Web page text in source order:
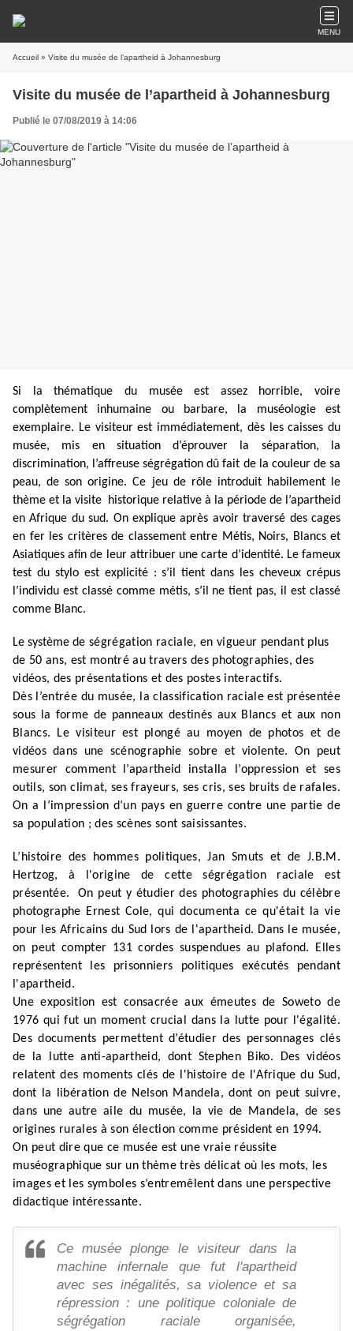
MENU
Accueil » Visite du musée de l’apartheid à Johannesburg
Visite du musée de l’apartheid à Johannesburg
Publié le 07/08/2019 à 14:06
Si la thématique du musée est assez horrible, voire
complètement inhumaine ou barbare, la muséologie est
exemplaire. Le visiteur est immédiatement, dès les caisses du
musée, mis en situation d’éprouver la séparation, la
discrimination, l’affreuse ségrégation dû fait de la couleur de sa
peau, de son origine. Ce jeu de rôle introduit habilement le
thème et la visite historique relative à la période de l’apartheid
en Afrique du sud. On explique après avoir traversé des cages
en fer les critères de classement entre Métis, Noirs, Blancs et
Asiatiques afin de leur attribuer une carte d’identité. Le fameux
test du stylo est explicité : s’il tient dans les cheveux crépus
l’individu est classé comme métis, s’il ne tient pas, il est classé
comme Blanc.
Le système de ségrégation raciale, en vigueur pendant plus
de 50 ans, est montré au travers des photographies, des
vidéos, des présentations et des postes interactifs.
Dès l’entrée du musée, la classification raciale est présentée
sous la forme de panneaux destinés aux Blancs et aux non
Blancs. Le visiteur est plongé au moyen de photos et de
vidéos dans une scénographie sobre et violente. On peut
mesurer comment l’apartheid installa l’oppression et ses
outils, son climat, ses frayeurs, ses cris, ses bruits de rafales.
On a l’impression d’un pays en guerre contre une partie de
sa population ; des scènes sont saisissantes.
L’histoire des hommes politiques, Jan Smuts et de J.B.M.
Hertzog, à l'origine de cette ségrégation raciale est
présentée.On peut y étudier des photographies du célèbre
photographe Ernest Cole, qui documenta ce qu'était la vie
pour les Africains du Sud lors de l'apartheid. Dans le musée,
on peut compter 131 cordes suspendues au plafond. Elles
représentent les prisonniers politiques exécutés pendant
l'apartheid.
Une exposition est consacrée aux émeutes de Soweto de
1976 qui fut un moment crucial dans la lutte pour l'égalité.
Des documents permettent d’étudier des personnages clés
de la lutte anti-apartheid, dont Stephen Biko. Des vidéos
relatent des moments clés de l'histoire de l'Afrique du Sud,
dont la libération de Nelson Mandela, dont on peut suivre,
dans une autre aile du musée, la vie de Mandela, de ses
origines rurales à son élection comme président en 1994.
On peut dire que ce musée est une vraie réussite
muséographique sur un thème très délicat où les mots, les
images et les symboles s’entremêlent dans une perspective
didactique intéressante.
Ce musée plonge le visiteur dans la
machine infernale que fut l'apartheid
avec ses inégalités, sa violence et sa
répression : une politique coloniale de
ségrégation raciale organisée,